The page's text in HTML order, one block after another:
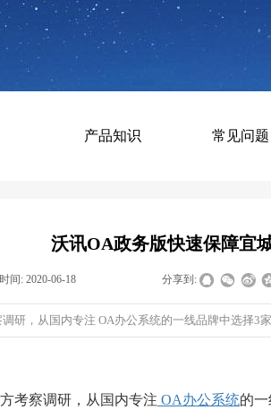
产品知识 常见问题
沃讯OA政务版快速保障宜
间: 2020-06-18 分享到:
研，从国内专注 OA办公系统的一线品牌中选择3
考察调研，从国内专注 OA办公系统的